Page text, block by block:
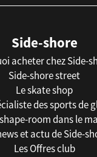
Side-shore
acheter chez Side-
Side-shore street
Le skate shop
des sports de
room dans le
et actu de Side-
Les Offres club